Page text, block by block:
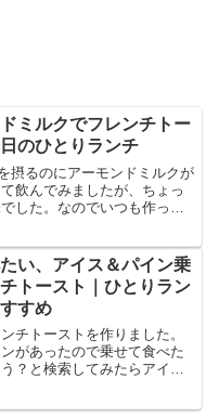
ミルクでフレンチトー
のひとりランチ
摂るのにアーモンドミルクが
飲んでみましたが、ちょっ
した。なのでいつも作って
ドの香ばしさがクセになる
に入りました。
い、アイス＆パイン乗
トースト｜ひとりラン
すめ
チトーストを作りました。
があったので乗せて食べた
？と検索してみたらアイス